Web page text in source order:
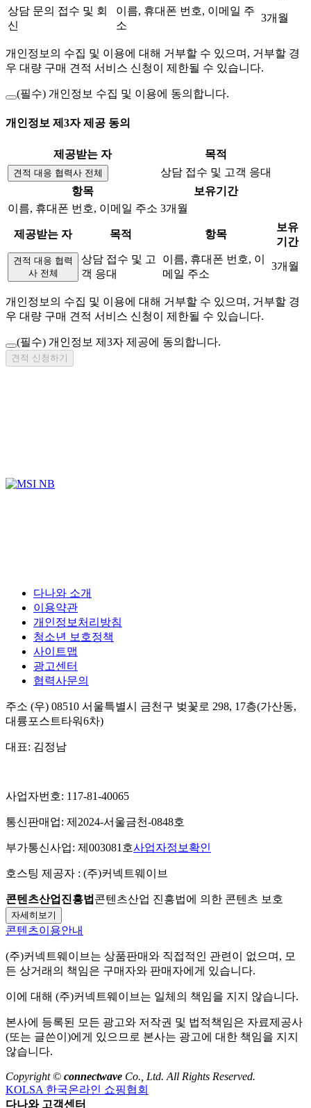
상담 문의 접수 및 회
신
이름, 휴대폰 번호, 이메일 주
소
3개월
개인정보의 수집 및 이용에 대해 거부할 수 있으며, 거부할 경
우 대량 구매 견적 서비스 신청이 제한될 수 있습니다.
(필수) 개인정보 수집 및 이용에 동의합니다.
개인정보 제3자 제공 동의
제공받는 자 목적
견적 대응 협력사 전체
상담 접수 및 고객 응대
항목
보유기간
이름, 휴대폰 번호, 이메일 주소 3개월
제공받는 자 목적 항목
보유
기간
견적 대응 협력
사 전체
상담 접수 및 고
객 응대
이름, 휴대폰 번호, 이
메일 주소
3개월
개인정보의 수집 및 이용에 대해 거부할 수 있으며, 거부할 경
우 대량 구매 견적 서비스 신청이 제한될 수 있습니다.
(필수) 개인정보 제3자 제공에 동의합니다.
견적 신청하기
다나와 소개
이용약관
개인정보처리방침
청소년 보호정책
사이트맵
광고센터
협력사문의
주소 (우) 08510 서울특별시 금천구 벚꽃로 298, 17층(가산동,
대륭포스트타워6차)
대표: 김정남
사업자번호: 117-81-40065
통신판매업: 제2024-서울금천-0848호
부가통신사업: 제003081호사업자정보확인
호스팅 제공자 : (주)커넥트웨이브
콘텐츠산업진흥법 콘텐츠산업 진흥법에 의한 콘텐츠 보호
자세히보기
콘텐츠이용안내
(주)커넥트웨이브 는 상품판매와 직접적인 관련이 없으며, 모
든 상거래의 책임은 구매자와 판매자에게 있습니다.
이에 대해 (주)커넥트웨이브 는 일체의 책임을 지지 않습니다.
본사에 등록된 모든 광고와 저작권 및 법적책임은 자료제공사
(또는 글쓴이)에게 있으므로 본사는 광고에 대한 책임을 지지
않습니다.
Copyright © connectwave Co., Ltd. All Rights Reserved.
KOLSA 한국온라인 쇼핑협회
다나와 고객센터